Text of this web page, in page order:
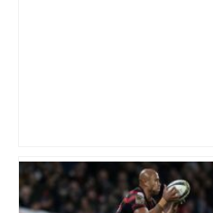
Top 14: comment
nouvelle fois fait tomber